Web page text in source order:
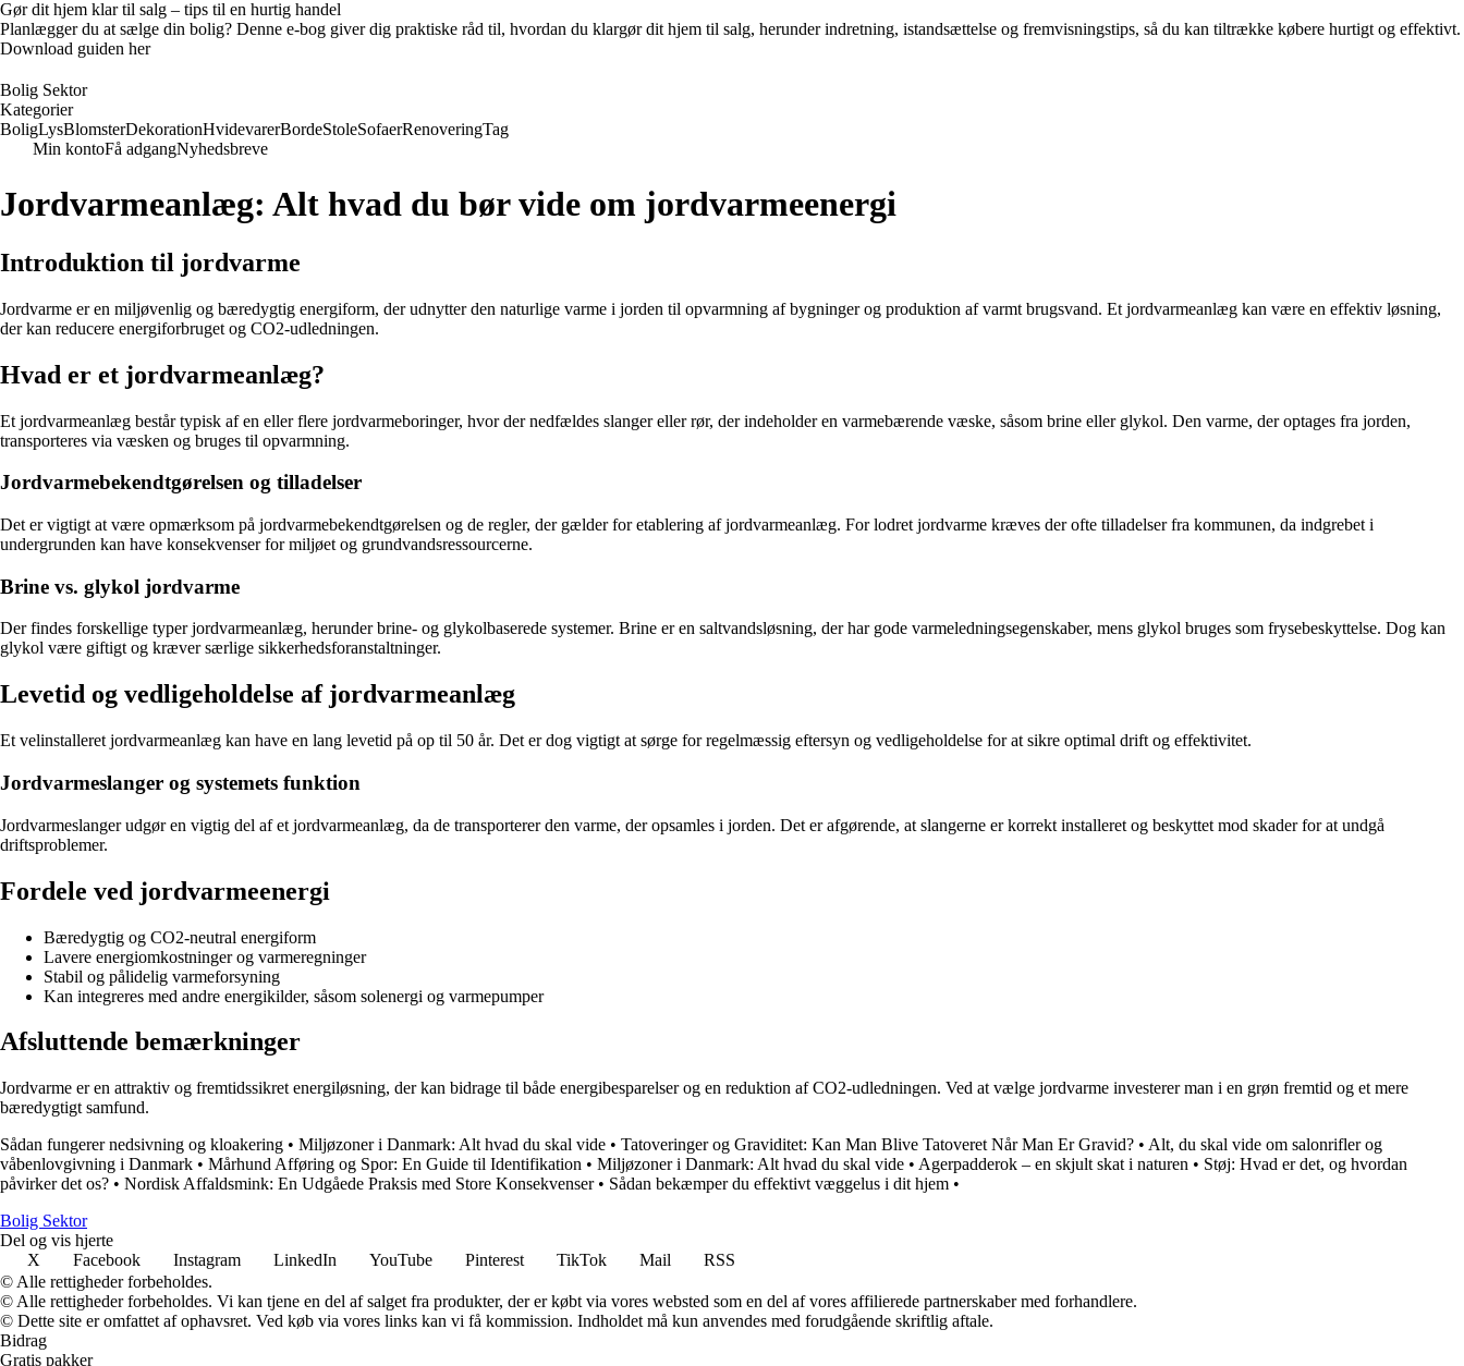
Gør dit hjem klar til salg – tips til en hurtig handel
Planlægger du at sælge din bolig? Denne e-bog giver dig praktiske råd til, hvordan du klargør dit hjem til salg, herunder indretning, istandsættelse og fremvisningstips, så du kan tiltrække købere hurtigt og effektivt.
Download guiden her
Bolig Sektor
Kategorier
BoligLysBlomsterDekorationHvidevarerBordeStoleSofaerRenoveringTag
Min kontoFå adgangNyhedsbreve
Jordvarmeanlæg: Alt hvad du bør vide om jordvarmeenergi
Introduktion til jordvarme
Jordvarme er en miljøvenlig og bæredygtig energiform, der udnytter den naturlige varme i jorden til opvarmning af bygninger og produktion af varmt brugsvand. Et jordvarmeanlæg kan være en effektiv løsning,
der kan reducere energiforbruget og CO2-udledningen.
Hvad er et jordvarmeanlæg?
Et jordvarmeanlæg består typisk af en eller flere jordvarmeboringer, hvor der nedfældes slanger eller rør, der indeholder en varmebærende væske, såsom brine eller glykol. Den varme, der optages fra jorden,
transporteres via væsken og bruges til opvarmning.
Jordvarmebekendtgørelsen og tilladelser
Det er vigtigt at være opmærksom på jordvarmebekendtgørelsen og de regler, der gælder for etablering af jordvarmeanlæg. For lodret jordvarme kræves der ofte tilladelser fra kommunen, da indgrebet i
undergrunden kan have konsekvenser for miljøet og grundvandsressourcerne.
Brine vs. glykol jordvarme
Der findes forskellige typer jordvarmeanlæg, herunder brine- og glykolbaserede systemer. Brine er en saltvandsløsning, der har gode varmeledningsegenskaber, mens glykol bruges som frysebeskyttelse. Dog kan
glykol være giftigt og kræver særlige sikkerhedsforanstaltninger.
Levetid og vedligeholdelse af jordvarmeanlæg
Et velinstalleret jordvarmeanlæg kan have en lang levetid på op til 50 år. Det er dog vigtigt at sørge for regelmæssig eftersyn og vedligeholdelse for at sikre optimal drift og effektivitet.
Jordvarmeslanger og systemets funktion
Jordvarmeslanger udgør en vigtig del af et jordvarmeanlæg, da de transporterer den varme, der opsamles i jorden. Det er afgørende, at slangerne er korrekt installeret og beskyttet mod skader for at undgå
driftsproblemer.
Fordele ved jordvarmeenergi
Bæredygtig og CO2-neutral energiform
Lavere energiomkostninger og varmeregninger
Stabil og pålidelig varmeforsyning
Kan integreres med andre energikilder, såsom solenergi og varmepumper
Afsluttende bemærkninger
Jordvarme er en attraktiv og fremtidssikret energiløsning, der kan bidrage til både energibesparelser og en reduktion af CO2-udledningen. Ved at vælge jordvarme investerer man i en grøn fremtid og et mere
bæredygtigt samfund.
Sådan fungerer nedsivning og kloakering • Miljøzoner i Danmark: Alt hvad du skal vide • Tatoveringer og Graviditet: Kan Man Blive Tatoveret Når Man Er Gravid? • Alt, du skal vide om salonrifler og
våbenlovgivning i Danmark • Mårhund Afføring og Spor: En Guide til Identifikation • Miljøzoner i Danmark: Alt hvad du skal vide • Agerpadderok – en skjult skat i naturen • Støj: Hvad er det, og hvordan
påvirker det os? • Nordisk Affaldsmink: En Udgåede Praksis med Store Konsekvenser• Sådan bekæmper du effektivt væggelus i dit hjem •
Bolig Sektor
Del og vis hjerte
X
Facebook Instagram LinkedIn YouTube Pinterest TikTok Mail
RSS
© Alle rettigheder forbeholdes.
© Alle rettigheder forbeholdes. Vi kan tjene en del af salget fra produkter, der er købt via vores websted som en del af vores affilierede partnerskaber med forhandlere.
© Dette site er omfattet af ophavsret. Ved køb via vores links kan vi få kommission. Indholdet må kun anvendes med forudgående skriftlig aftale.
Bidrag
Gratis pakker